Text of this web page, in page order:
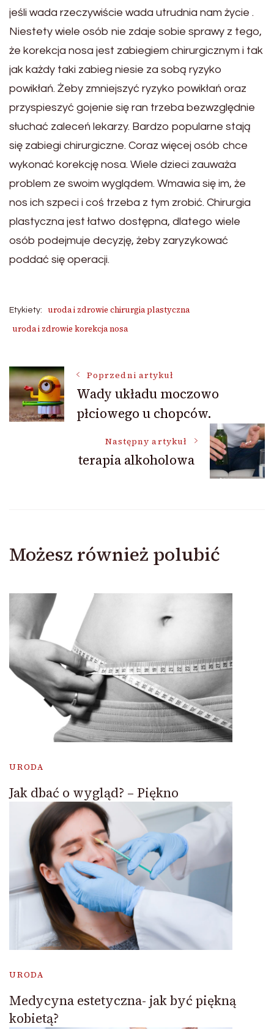
jeśli wada rzeczywiście wada utrudnia nam życie .
Niestety wiele osób nie zdaje sobie sprawy z tego,
że korekcja nosa jest zabiegiem chirurgicznym i tak
jak każdy taki zabieg niesie za sobą ryzyko
powikłań. Żeby zmniejszyć ryzyko powikłań oraz
przyspieszyć gojenie się ran trzeba bezwzględnie
słuchać zaleceń lekarzy. Bardzo popularne stają
się zabiegi chirurgiczne. Coraz więcej osób chce
wykonać korekcję nosa. Wiele dzieci zauważa
problem ze swoim wyglądem. Wmawia się im, że
nos ich szpeci i coś trzeba z tym zrobić. Chirurgia
plastyczna jest łatwo dostępna, dlatego wiele
osób podejmuje decyzję, żeby zaryzykować
poddać się operacji.
Etykiety:
uroda i zdrowie chirurgia plastyczna
uroda i zdrowie korekcja nosa
Nawigacja
wpisu
Poprzedni artykuł
Wady układu moczowo
płciowego u chopców.
Następny artykuł
terapia alkoholowa
Możesz również polubić
URODA
Jak dbać o wygląd? – Piękno
URODA
Medycyna estetyczna- jak być piękną
kobietą?